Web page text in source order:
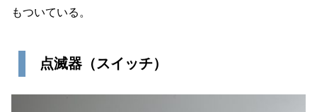
もついている。
点滅器（スイッチ）